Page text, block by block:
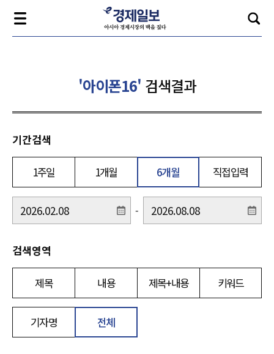
'아이폰16' 검색결과
기간검색
1주일 1개월 6개월 직접입력
-
검색영역
제목 내용 제목+내용 키워드
기자명 전체